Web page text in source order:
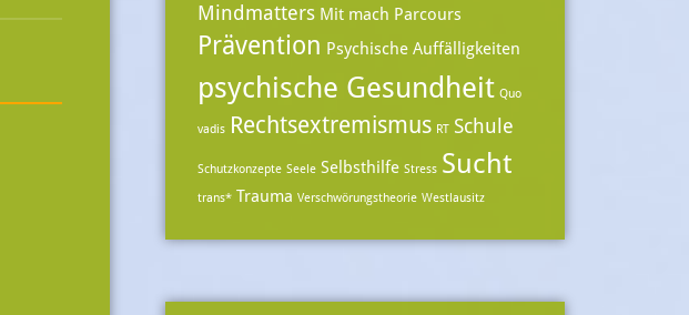
Mindmatters Mit mach Parcours
Prävention Psychische Auffälligkeiten
psychische Gesundheit Quo
vadis Rechtsextremismus RT Schule
Schutzkonzepte Seele Selbsthilfe Stress Sucht
trans* Trauma Verschwörungstheorie Westlausitz